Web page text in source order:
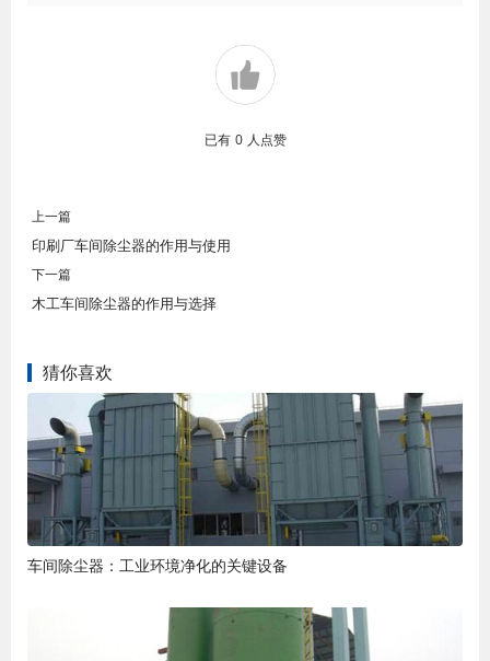
已有 0 人点赞
上一篇
印刷厂车间除尘器的作用与使用
下一篇
木工车间除尘器的作用与选择
猜你喜欢
车间除尘器：工业环境净化的关键设备